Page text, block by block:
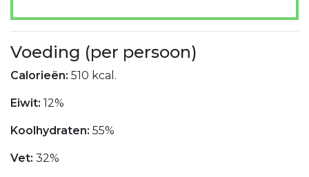
Voeding (per persoon)
Calorieën: 510 kcal.
Eiwit: 12%
Koolhydraten: 55%
Vet: 32%